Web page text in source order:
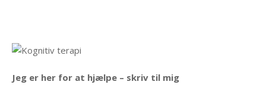
Jeg er her for at hjælpe – skriv til mig